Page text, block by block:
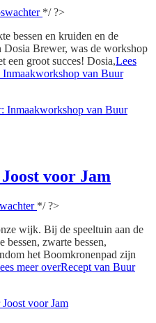
*/ ?>
bessen en kruiden en de
Brewer, was de workshop
groot succes! Dosia,Lees
Inmaakworkshop van Buur
Inmaakworkshop van Buur
voor Jam
*/ ?>
wijk. Bij de speeltuin aan de
bessen, zwarte bessen,
het Boomkronenpad zijn
meer overRecept van Buur
voor Jam